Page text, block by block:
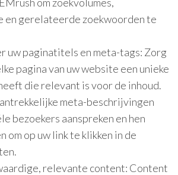
en gerelateerde zoekwoorden te
uw paginatitels en meta-tags: Zorg
pagina van uw website een unieke
die relevant is voor de inhoud.
meta-beschrijvingen
bezoekers aanspreken en hen
om op uw link te klikken in de
relevante content: Content